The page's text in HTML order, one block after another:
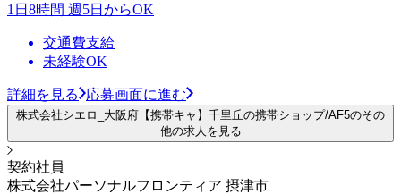
1日8時間 週5日からOK
交通費支給
未経験OK
詳細を見る 応募画面に進む
株式会社シエロ_大阪府【携帯キャ】千里丘の携帯ショップ/AF5のその
他の求人を見る
契約社員
株式会社パーソナルフロンティア 摂津市